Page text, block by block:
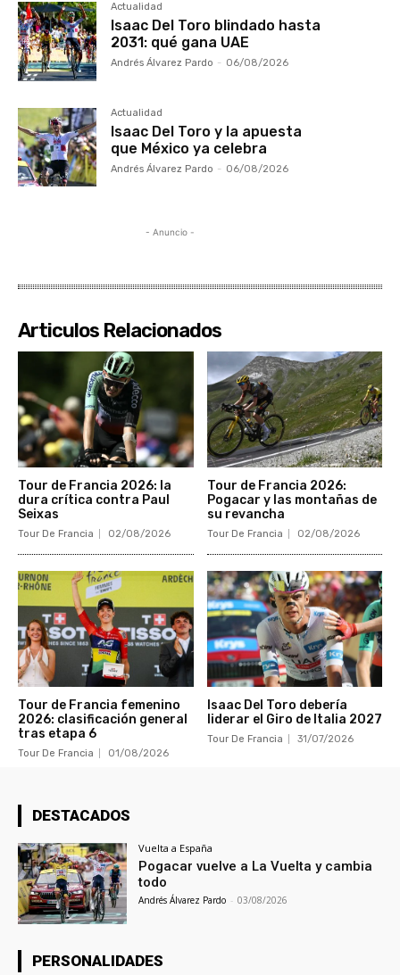
Actualidad
Isaac Del Toro blindado hasta
2031: qué gana UAE
Andrés Álvarez Pardo - 06/08/2026
Actualidad
Isaac Del Toro y la apuesta
que México ya celebra
Andrés Álvarez Pardo - 06/08/2026
- Anuncio -
Articulos Relacionados
Tour de Francia 2026: la
dura crítica contra Paul
Seixas
Tour De Francia 02/08/2026
Tour de Francia 2026:
Pogacar y las montañas de
su revancha
Tour De Francia 02/08/2026
Tour de Francia femenino
2026: clasificación general
tras etapa 6
Tour De Francia 01/08/2026
Isaac Del Toro debería
liderar el Giro de Italia 2027
Tour De Francia 31/07/2026
DESTACADOS
Vuelta a España
Pogacar vuelve a La Vuelta y cambia
todo
Andrés Álvarez Pardo - 03/08/2026
PERSONALIDADES